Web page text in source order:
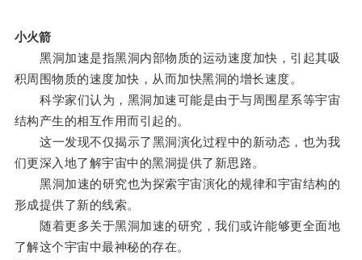
小火箭
黑洞加速是指黑洞内部物质的运动速度加快，引起其吸
积周围物质的速度加快，从而加快黑洞的增长速度。
科学家们认为，黑洞加速可能是由于与周围星系等宇宙
结构产生的相互作用而引起的。
这一发现不仅揭示了黑洞演化过程中的新动态，也为我
们更深入地了解宇宙中的黑洞提供了新思路。
黑洞加速的研究也为探索宇宙演化的规律和宇宙结构的
形成提供了新的线索。
随着更多关于黑洞加速的研究，我们或许能够更全面地
了解这个宇宙中最神秘的存在。